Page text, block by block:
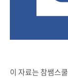
이 자료는 참쌤스